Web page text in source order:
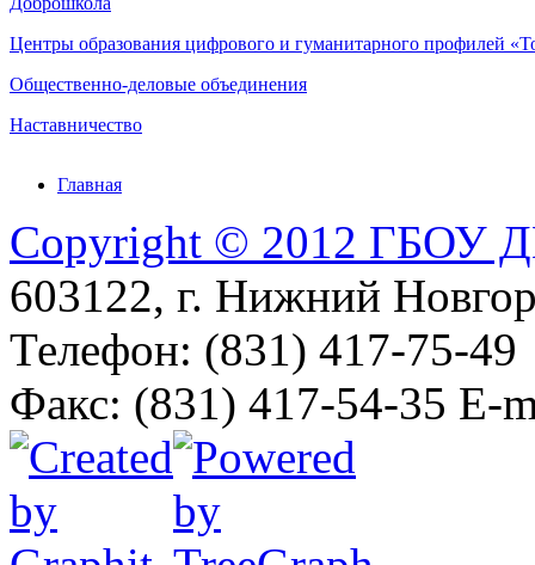
Центры образования цифрового и гуманитарного профилей
Общественно-деловые объединения
Наставничество
Главная
Copyright © 2012 ГБОУ
603122, г. Нижний
Телефон: (831) 417-75-49
Факс: (831) 417-54-35 E-